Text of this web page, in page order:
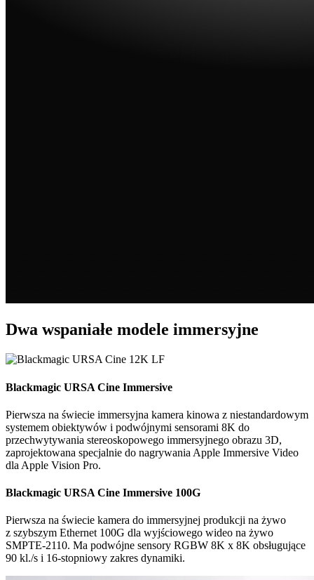
Dwa wspaniałe modele immersyjne
Blackmagic URSA Cine Immersive
Pierwsza na świecie immersyjna kamera kinowa z niestandardowym
systemem obiektywów i podwójnymi sensorami 8K do
przechwytywania stereoskopowego immersyjnego obrazu 3D,
zaprojektowana specjalnie do nagrywania Apple Immersive Video
dla Apple Vision Pro.
Blackmagic URSA Cine Immersive 100G
Pierwsza na świecie kamera do immersyjnej produkcji na żywo
z szybszym Ethernet 100G dla wyjściowego wideo na żywo
SMPTE-2110. Ma podwójne sensory RGBW 8K x 8K obsługujące
90 kl./s i 16-stopniowy zakres dynamiki.